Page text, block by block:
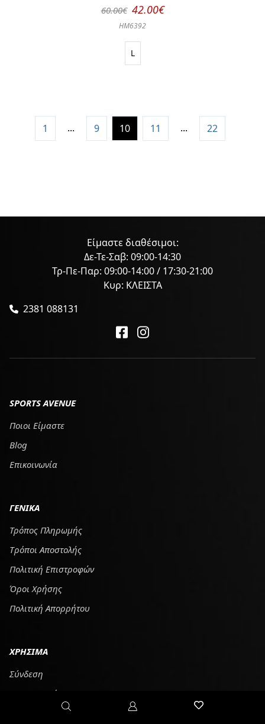
60.00€ 42.00€
HM6392
L
1 ... 9 10 11 ... 22
Είμαστε διαθέσιμοι:
Δε-Τε-Σαβ: 09:00-14:30
Τρ-Πε-Παρ: 09:00-14:00 / 17:30-21:00
Κυρ: ΚΛΕΙΣΤΑ
2381 088131
SPORTS AVENUE
Ποιοι Είμαστε
Blog
Επικοινωνία
ΓΕΝΙΚΑ
Τρόπος Πληρωμής
Tρόποι Αποστολής
Πολιτική Επιστροφών
Όροι Χρήσης
Πολιτική Απορρήτου
ΧΡΗΣΙΜΑ
Σύνδεση
Λογαριασμός
Καλάθι Αγορών